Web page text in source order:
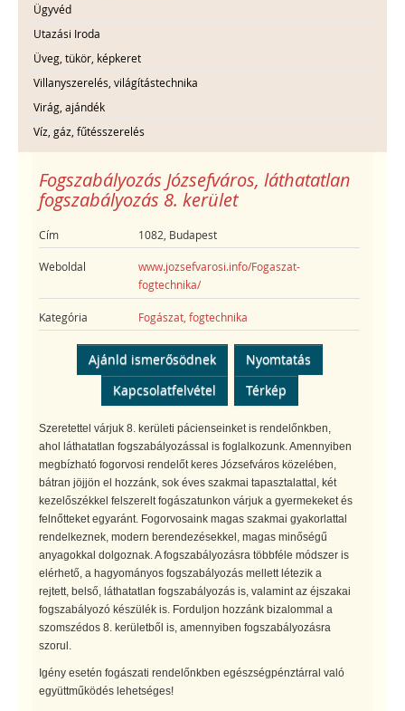
Ügyvéd
Utazási Iroda
Üveg, tükör, képkeret
Villanyszerelés, világítástechnika
Virág, ajándék
Víz, gáz, fűtésszerelés
Fogszabályozás Józsefváros, láthatatlan
fogszabályozás 8. kerület
Cím 1082, Budapest
Weboldal
www.jozsefvarosi.info/Fogaszat-
fogtechnika/
Kategória Fogászat, fogtechnika
Ajánld ismerősödnek
Nyomtatás
Kapcsolatfelvétel
Térkép
Szeretettel várjuk 8. kerületi pácienseinket is rendelőnkben,
ahol láthatatlan fogszabályozással is foglalkozunk. Amennyiben
megbízható fogorvosi rendelőt keres Józsefváros közelében,
bátran jöjjön el hozzánk, sok éves szakmai tapasztalattal, két
kezelőszékkel felszerelt fogászatunkon várjuk a gyermekeket és
felnőtteket egyaránt. Fogorvosaink magas szakmai gyakorlattal
rendelkeznek, modern berendezésekkel, magas minőségű
anyagokkal dolgoznak. A fogszabályozásra többféle módszer is
elérhető, a hagyományos fogszabályozás mellett létezik a
rejtett, belső, láthatatlan fogszabályozás is, valamint az éjszakai
fogszabályozó készülék is. Forduljon hozzánk bizalommal a
szomszédos 8. kerületből is, amennyiben fogszabályozásra
szorul.
Igény esetén fogászati rendelőnkben egészségpénztárral való
együttműködés lehetséges!